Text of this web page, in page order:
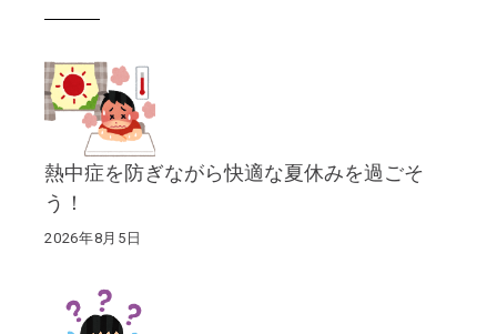
熱中症を防ぎながら快適な夏休みを過ごそ
う！
2026年8月5日